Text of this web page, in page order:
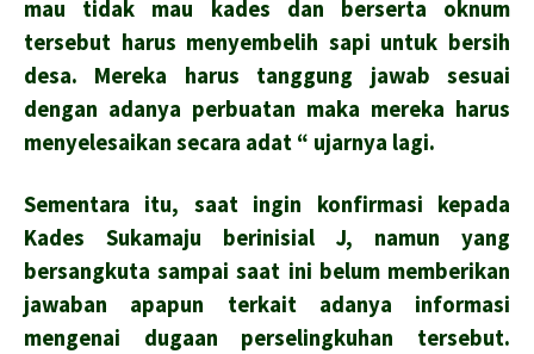
mau tidak mau kades dan berserta oknum
tersebut harus menyembelih sapi untuk bersih
desa. Mereka harus tanggung jawab sesuai
dengan adanya perbuatan maka mereka harus
menyelesaikan secara adat “ ujarnya lagi.
Sementara itu, saat ingin konfirmasi kepada
Kades Sukamaju berinisial J, namun yang
bersangkuta sampai saat ini belum memberikan
jawaban apapun terkait adanya informasi
mengenai dugaan perselingkuhan tersebut.